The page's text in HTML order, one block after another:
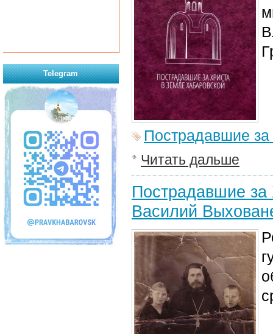
Пострадавшие за
Читать дальше
Пострадавшие
Василий
Telegram